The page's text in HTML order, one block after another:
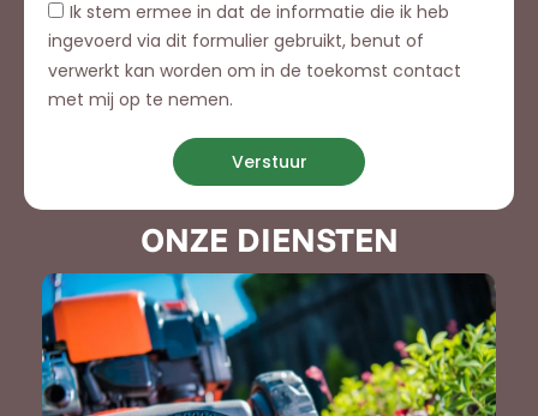
Ik stem ermee in dat de informatie die ik heb
ingevoerd via dit formulier gebruikt, benut of
verwerkt kan worden om in de toekomst contact
met mij op te nemen.
Verstuur
ONZE DIENSTEN